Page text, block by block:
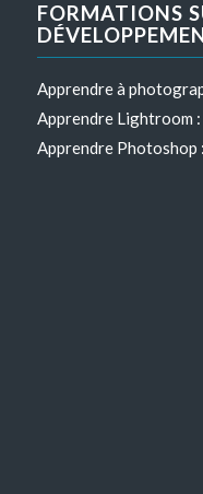
FORMATIONS
Apprendre à
Apprendre Lightroom
Apprendre Photoshop